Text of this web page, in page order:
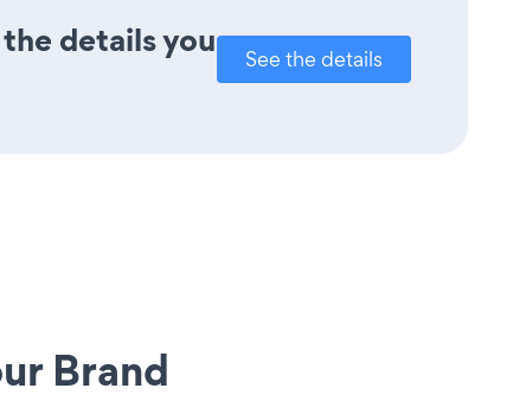
details you
See the details
Brand